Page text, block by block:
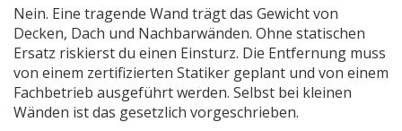
Nein. Eine tragende Wand trägt das Gewicht von
Decken, Dach und Nachbarwänden. Ohne statischen
Ersatz riskierst du einen Einsturz. Die Entfernung muss
von einem zertifizierten Statiker geplant und von einem
Fachbetrieb ausgeführt werden. Selbst bei kleinen
Wänden ist das gesetzlich vorgeschrieben.